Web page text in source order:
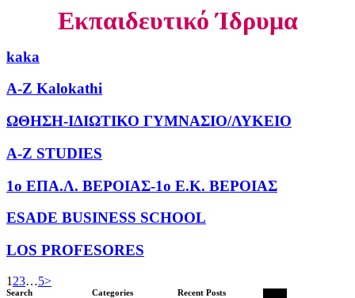
Εκπαιδευτικό Ίδρυμα
kaka
A-Z Kalokathi
ΩΘΗΣΗ-ΙΔΙΩΤΙΚΟ ΓΥΜΝΑΣΙΟ/ΛΥΚΕΙΟ
A-Z STUDIES
1ο ΕΠΑ.Λ. ΒΕΡΟΙΑΣ-1ο Ε.Κ. ΒΕΡΟΙΑΣ
ESADE BUSINESS SCHOOL
LOS PROFESORES
1 23…5>
Search Categories Recent Posts